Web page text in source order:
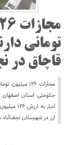
تومانی
قاچاق در
مجازات ۱۲۶
انبار
ارز در شهرستان